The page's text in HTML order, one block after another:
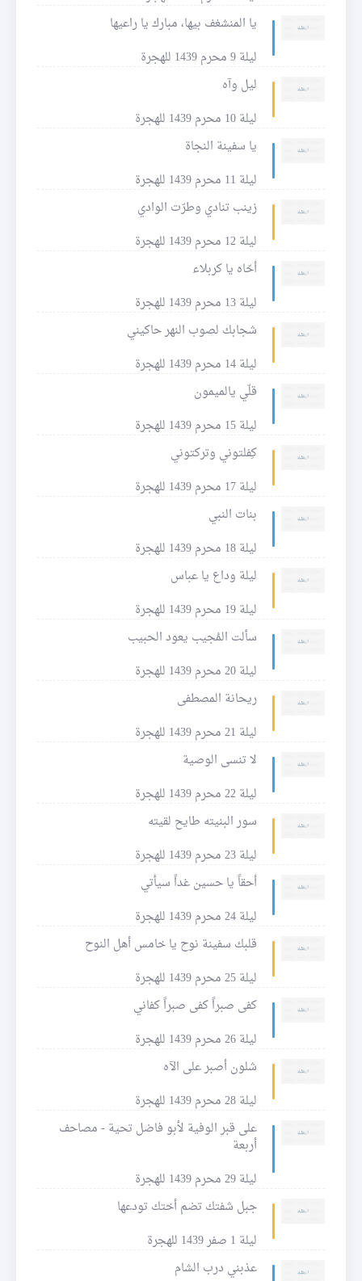
يا المنشغف بيها، مبارك يا راعيها
ليلة 9 محرم 1439 للهجرة
ليل وآه
ليلة 10 محرم 1439 للهجرة
يا سفينة النجاة
ليلة 11 محرم 1439 للهجرة
زينب تنادي وطرّت الوادي
ليلة 12 محرم 1439 للهجرة
أحّاه يا كربلاء
ليلة 13 محرم 1439 للهجرة
شجابك لصوب النهر حاكيني
ليلة 14 محرم 1439 للهجرة
قلّي يالميمون
ليلة 15 محرم 1439 للهجرة
كِفلتوني وتركتوني
ليلة 17 محرم 1439 للهجرة
بنات النبي
ليلة 18 محرم 1439 للهجرة
ليلة وداع يا عباس
ليلة 19 محرم 1439 للهجرة
سألت المُجيب يعود الحبيب
ليلة 20 محرم 1439 للهجرة
ريحانة المصطفى
ليلة 21 محرم 1439 للهجرة
لا تنسى الوصية
ليلة 22 محرم 1439 للهجرة
سور البنيته طايح لقيته
ليلة 23 محرم 1439 للهجرة
أحقاً يا حسين غداً سيأتي
ليلة 24 محرم 1439 للهجرة
قلبك سفينة نوح يا خامس أهل النوح
ليلة 25 محرم 1439 للهجرة
كفى صبراً كفى صبراً كفاني
ليلة 26 محرم 1439 للهجرة
شلون أصبر على الآه
ليلة 28 محرم 1439 للهجرة
على قبر الوفية لأبو فاضل تحية - مصاحف
أربعة
ليلة 29 محرم 1439 للهجرة
جبل شفتك تضم أختك تودعها
ليلة 1 صفر 1439 للهجرة
عذبني درب الشام